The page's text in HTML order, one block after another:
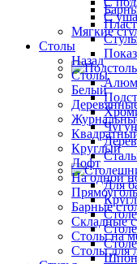
Для
Шпон
С
Мягкие
Столы
Назад
Столы
Белый
Круглый
Лофт
На одной
Барные
Складные
Столы на
Столы для